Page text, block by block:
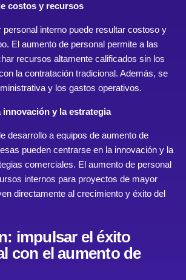
costos y recursos
personal interno puede resultar costoso y
El aumento de personal permite a las
recursos altamente calificados sin los
la contratación tradicional. Además, se
y los gastos operativos.
innovación y la estrategia
desarrollo a equipos de aumento de
pueden centrarse en la innovación y la
comerciales. El aumento de personal
internos para proyectos de mayor
directamente al crecimiento y éxito del
impulsar el éxito
con el aumento de